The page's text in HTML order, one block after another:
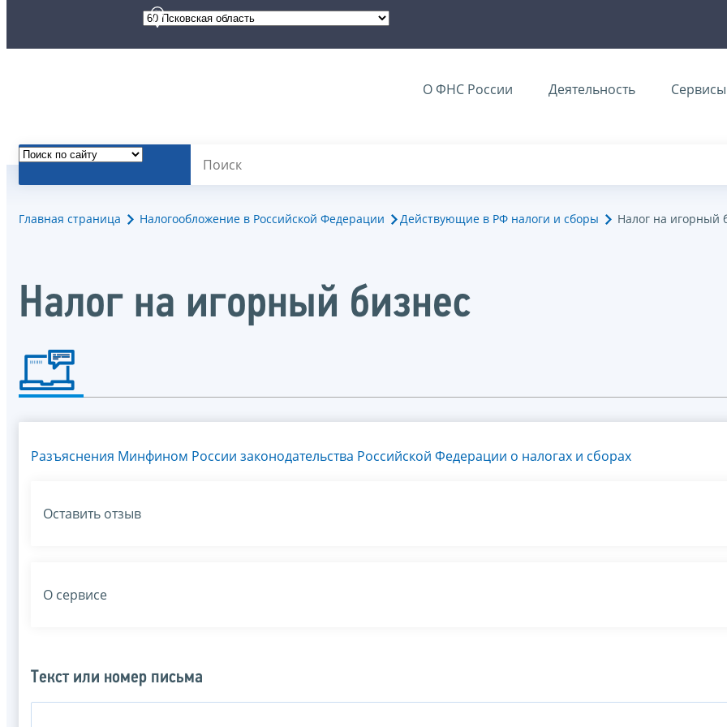
О ФНС России Деятельность Сервисы
Главная страница Налогообложение в Российской Федерации Действующие в РФ налоги и сборы Налог на игорный
Налог на игорный бизнес
Разъяснения Минфином России законодательства Российской Федерации о налогах и сборах
Оставить отзыв
О сервисе
Текст или номер письма